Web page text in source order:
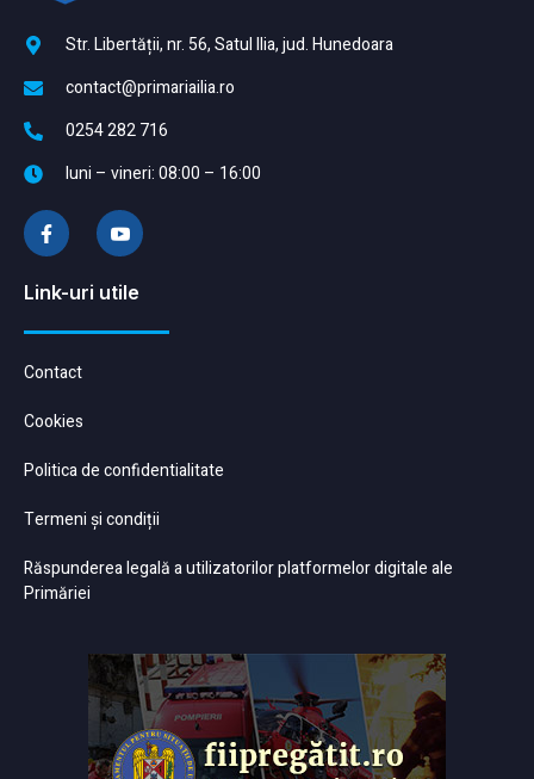
Str. Libertății, nr. 56, Satul Ilia, jud. Hunedoara
contact@primariailia.ro
0254 282 716
luni – vineri: 08:00 – 16:00
Link-uri utile
Contact
Cookies
Politica de confidentialitate
Termeni și condiții
Răspunderea legală a utilizatorilor platformelor digitale ale
Primăriei